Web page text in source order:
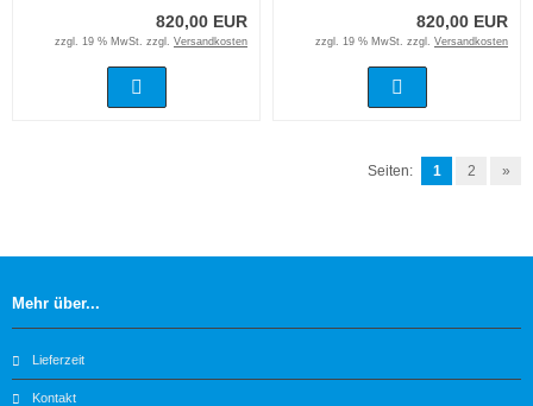
820,00 EUR
zzgl. 19 % MwSt. zzgl. Versandkosten
820,00 EUR
zzgl. 19 % MwSt. zzgl. Versandkosten
Seiten: 1 2 »
Mehr über...
Lieferzeit
Kontakt